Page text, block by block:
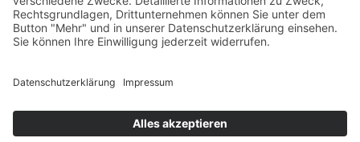
Text: Christine Taxer, 2021
Mehr zum Frankfurter Auschwitz-Prozess (u.a.
Zeugenaussagen auf Tonband sowie Berichterstattung über
den Prozess):Website Der Auschwitz-Prozess